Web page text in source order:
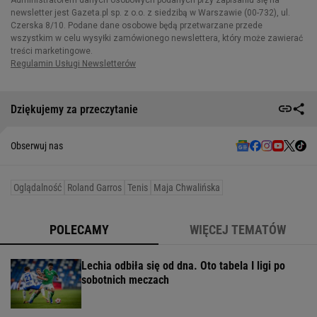
Dziękujemy za przeczytanie
Obserwuj nas
Oglądalność Roland Garros Tenis Maja Chwalińska
POLECAMY WIĘCEJ TEMATÓW
Lechia odbiła się od dna. Oto tabela I ligi po
sobotnich meczach